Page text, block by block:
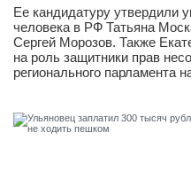
Ее кандидатуру утвердили
человека в РФ Татьяна
Сергей Морозов. Также
на роль защитники прав
регионального парламента